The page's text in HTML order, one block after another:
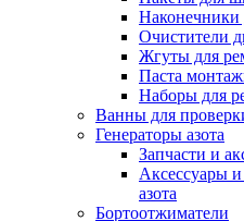
Наконечники
Очистители
Жгуты для
Паста
Наборы для
Ванны для
Генераторы азота
Запчасти и
Аксессуары и
азота
Бортоотжиматели